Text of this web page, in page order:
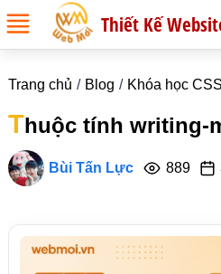
Thiết Kế
Trang chủ Blog Khóa học CSS
Thuộc tính writing-
Bùi Tấn Lực 889